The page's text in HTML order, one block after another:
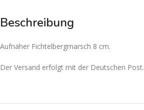
Beschreibung
Aufnäher Fichtelbergmarsch 8 cm.
Der Versand erfolgt mit der Deutschen Post.